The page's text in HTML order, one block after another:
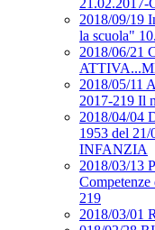
21.02.2017-
2018/09/19
la scuola"
2018/06/21
2018/05/11
2017-219 Il
2018/04/04
1953 del 21/
INFANZIA
2018/03/13
219
2018/03/01